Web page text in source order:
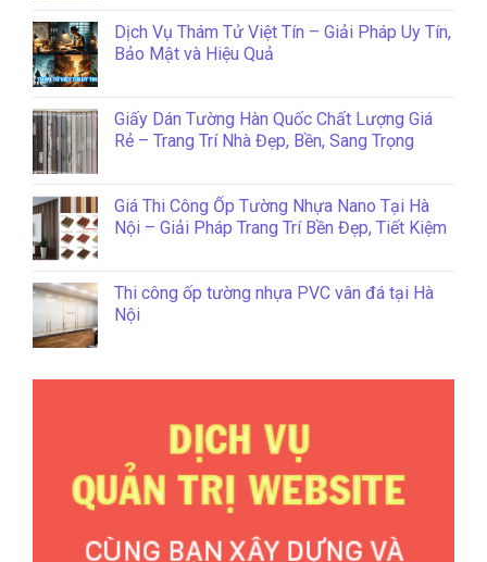
Dịch Vụ Thám Tử Việt Tín – Giải Pháp Uy Tín,
Bảo Mật và Hiệu Quả
Giấy Dán Tường Hàn Quốc Chất Lượng Giá
Rẻ – Trang Trí Nhà Đẹp, Bền, Sang Trọng
Giá Thi Công Ốp Tường Nhựa Nano Tại Hà
Nội – Giải Pháp Trang Trí Bền Đẹp, Tiết Kiệm
Thi công ốp tường nhựa PVC vân đá tại Hà
Nội